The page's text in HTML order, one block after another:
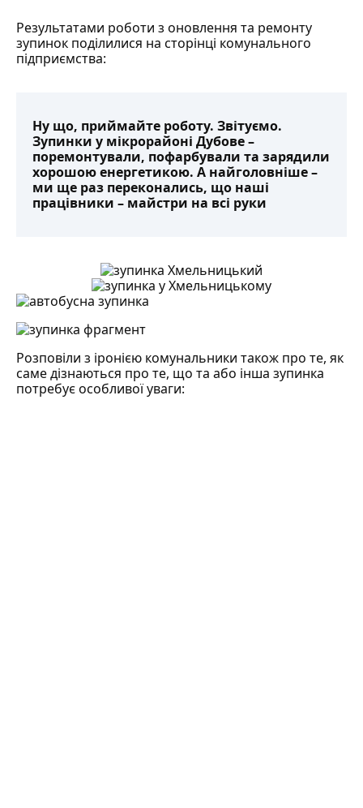
Результатами роботи з оновлення та ремонту
зупинок поділилися на сторінці комунального
підприємства:
Ну що, приймайте роботу. Звітуємо.
Зупинки у мікрорайоні Дубове –
поремонтували, пофарбували та зарядили
хорошою енергетикою. А найголовніше –
ми ще раз переконались, що наші
працівники – майстри на всі руки
Розповіли з іронією комунальники також про те, як
саме дізнаються про те, що та або інша зупинка
потребує особливої уваги: